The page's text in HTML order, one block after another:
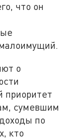
что он
о
приоритет
сумевшим
по
кто